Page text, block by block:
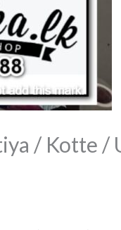
/ Kotte /